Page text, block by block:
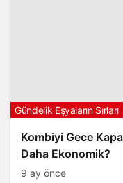
Kombiyi Gece
Daha Ekonomik?
Gündelik Eşyaların Sırları
9 ay önce